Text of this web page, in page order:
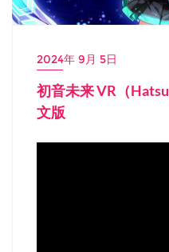
2024年 9月 5日
初音未来 VR（
文版